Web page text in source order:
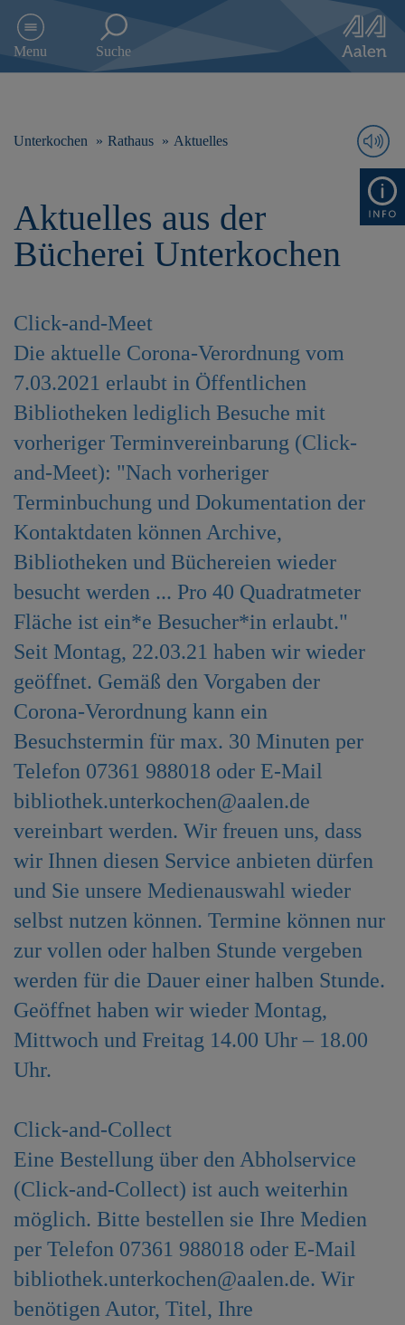
e
h
Menu Suche
Unterkochen Rathaus Aktuelles
Aktuelles aus der
Bücherei Unterkochen
Click-and-Meet
Die aktuelle Corona-Verordnung vom
7.03.2021 erlaubt in Öffentlichen
Bibliotheken lediglich Besuche mit
vorheriger Terminvereinbarung (Click-
and-Meet): "Nach vorheriger
Terminbuchung und Dokumentation der
Kontaktdaten können Archive,
Bibliotheken und Büchereien wieder
besucht werden ... Pro 40 Quadratmeter
Fläche ist ein*e Besucher*in erlaubt."
Seit Montag, 22.03.21 haben wir wieder
geöffnet. Gemäß den Vorgaben der
Corona-Verordnung kann ein
Besuchstermin für max. 30 Minuten per
Telefon 07361 988018 oder E-Mail
bibliothek.unterkochen@aalen.de
vereinbart werden. Wir freuen uns, dass
wir Ihnen diesen Service anbieten dürfen
und Sie unsere Medienauswahl wieder
selbst nutzen können. Termine können nur
zur vollen oder halben Stunde vergeben
werden für die Dauer einer halben Stunde.
Geöffnet haben wir wieder Montag,
Mittwoch und Freitag 14.00 Uhr – 18.00
Uhr.
Click-and-Collect
Eine Bestellung über den Abholservice
(Click-and-Collect) ist auch weiterhin
möglich. Bitte bestellen sie Ihre Medien
per Telefon 07361 988018 oder E-Mail
bibliothek.unterkochen@aalen.de. Wir
benötigen Autor, Titel, Ihre